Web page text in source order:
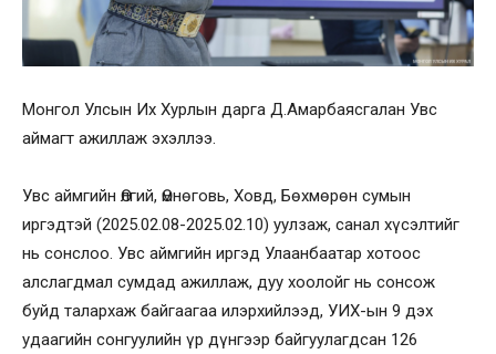
Монгол Улсын Их Хурлын дарга Д.Амарбаясгалан Увс
аймагт ажиллаж эхэллээ.
Увс аймгийн Өлгий, Өмнөговь, Ховд, Бөхмөрөн сумын
иргэдтэй (2025.02.08-2025.02.10) уулзаж, санал хүсэлтийг
нь сонслоо. Увс аймгийн иргэд Улаанбаатар хотоос
алслагдмал сумдад ажиллаж, дуу хоолойг нь сонсож
буйд талархаж байгаагаа илэрхийлээд, УИХ-ын 9 дэх
удаагийн сонгуулийн үр дүнгээр байгуулагдсан 126